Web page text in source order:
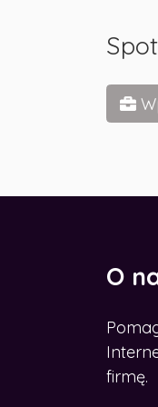
O
firmę.
CHCESZ
Zdobądź